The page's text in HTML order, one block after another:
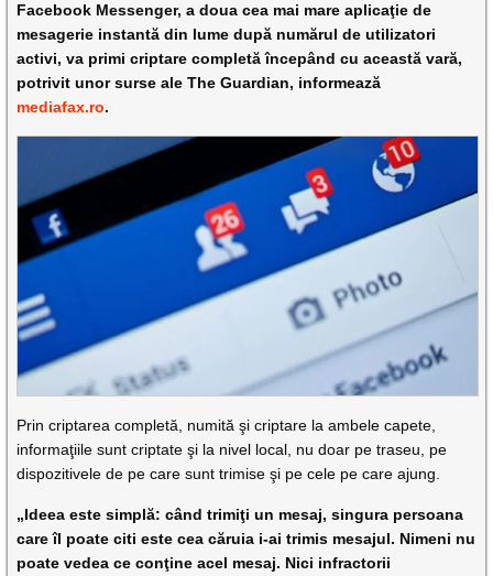
Facebook Messenger, a doua cea mai mare aplicaţie de
mesagerie instantă din lume după numărul de utilizatori
activi, va primi criptare completă începând cu această vară,
potrivit unor surse ale The Guardian, informează
mediafax.ro.
Prin criptarea completă, numită şi criptare la ambele capete,
informaţiile sunt criptate şi la nivel local, nu doar pe traseu, pe
dispozitivele de pe care sunt trimise şi pe cele pe care ajung.
„Ideea este simplă: când trimiţi un mesaj, singura persoana
care îl poate citi este cea căruia i-ai trimis mesajul. Nimeni nu
poate vedea ce conţine acel mesaj. Nici infractorii